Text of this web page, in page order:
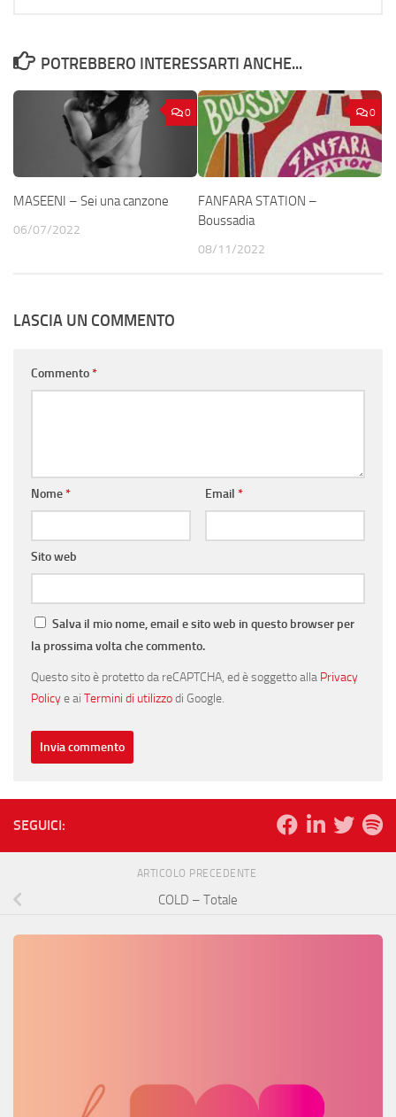
POTREBBERO INTERESSARTI ANCHE...
0
MASEENI – Sei una canzone
06/07/2022
0
FANFARA STATION –
Boussadia
08/11/2022
LASCIA UN COMMENTO
Commento*
Nome* Email *
Sito web
Salva il mio nome, email e sito web in questo browser per
la prossima volta che commento.
Questo sito è protetto da reCAPTCHA, ed è soggetto alla Privacy
Policye ai Termini di utilizzodi Google.
SEGUICI:
ARTICOLO PRECEDENTE
COLD – Totale